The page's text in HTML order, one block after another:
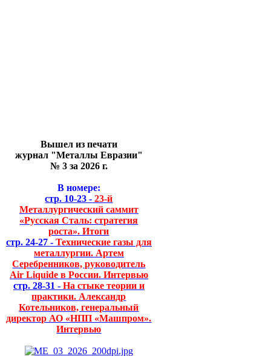
Вышел из печати
журнал "Металлы Евразии"
№ 3 за 2026 г.
В номере:
стр. 10-23 - 23-й
Металлургический саммит
«Русская Сталь: стратегия
роста». Итоги
стр. 24-27 - Технические газы для
металлургии. Артем
Серебренников, руководитель
Air Liquide в России. Интервью
стр. 28-31 - На стыке теории и
практики. Александр
Котельников, генеральный
директор АО «НПП «Машпром».
Интервью